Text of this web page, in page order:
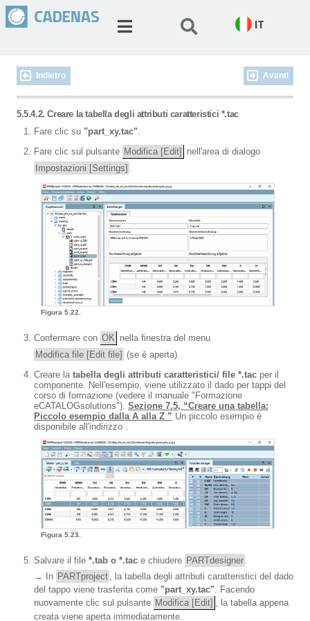
IT
Indietro Avanti
5.5.4.2. Creare la tabella degli attributi caratteristici *.tac
Fare clic su "part_xy.tac".
Fare clic sul pulsante Modifica [Edit]
nell'area di dialogo
Impostazioni [Settings] .
Figura 5.22.
Confermare con OK nella finestra del menu
Modifica file [Edit file] (se è aperta).
Creare la tabella degli attributi caratteristici/ file *.tac per il
componente. Nell'esempio, viene utilizzato il dado per tappi del
corso di formazione (vedere il manuale "Formazione
eCATALOGsolutions"). Sezione 7.5, “Creare una tabella:
Piccolo esempio dalla A alla Z ” Un piccolo esempio è
disponibile all'indirizzo .
Figura 5.23.
Salvare il file *.tab o *.tac e chiudere PARTdesigner
→ In PARTproject
, la tabella degli attributi caratteristici del dado
del tappo viene trasferita come "part_xy.tac" . Facendo
nuovamente clic sul pulsante Modifica [Edit]
, la tabella appena
creata viene aperta immediatamente.